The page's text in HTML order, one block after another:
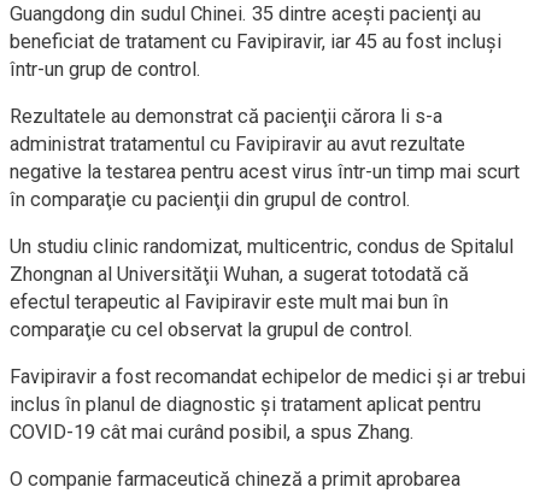
Guangdong din sudul Chinei. 35 dintre aceşti pacienţi au
beneficiat de tratament cu Favipiravir, iar 45 au fost incluşi
într-un grup de control.
Rezultatele au demonstrat că pacienţii cărora li s-a
administrat tratamentul cu Favipiravir au avut rezultate
negative la testarea pentru acest virus într-un timp mai scurt
în comparaţie cu pacienţii din grupul de control.
Un studiu clinic randomizat, multicentric, condus de Spitalul
Zhongnan al Universităţii Wuhan, a sugerat totodată că
efectul terapeutic al Favipiravir este mult mai bun în
comparaţie cu cel observat la grupul de control.
Favipiravir a fost recomandat echipelor de medici şi ar trebui
inclus în planul de diagnostic şi tratament aplicat pentru
COVID-19 cât mai curând posibil, a spus Zhang.
O companie farmaceutică chineză a primit aprobarea